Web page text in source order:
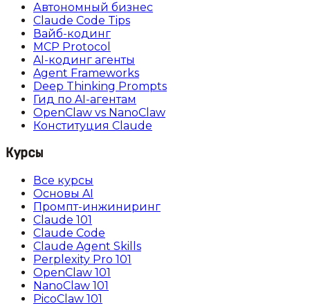
Автономный бизнес
Claude Code Tips
Вайб-кодинг
MCP Protocol
AI-кодинг агенты
Agent Frameworks
Deep Thinking Prompts
Гид по AI-агентам
OpenClaw vs NanoClaw
Конституция Claude
Курсы
Все курсы
Основы AI
Промпт-инжиниринг
Claude 101
Claude Code
Claude Agent Skills
Perplexity Pro 101
OpenClaw 101
NanoClaw 101
PicoClaw 101